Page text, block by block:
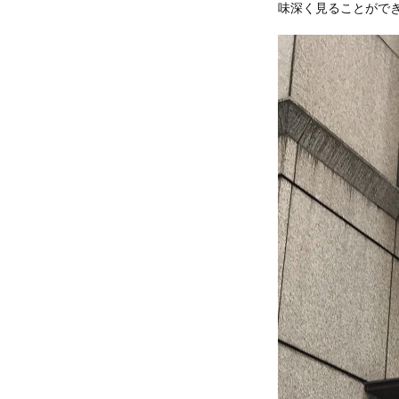
味深く見ることがで